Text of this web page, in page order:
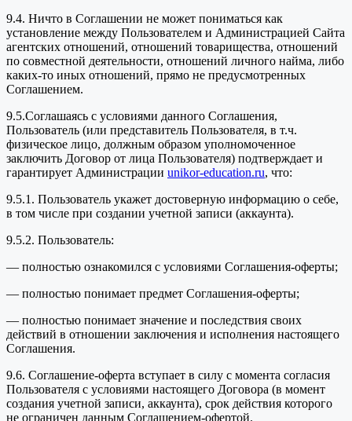
9.4. Ничто в Соглашении не может пониматься как
установление между Пользователем и Администрацией Сайта
агентских отношений, отношений товарищества, отношений
по совместной деятельности, отношений личного найма, либо
каких-то иных отношений, прямо не предусмотренных
Соглашением.
9.5.Соглашаясь с условиями данного Соглашения,
Пользователь (или представитель Пользователя, в т.ч.
физическое лицо, должным образом уполномоченное
заключить Договор от лица Пользователя) подтверждает и
гарантирует Администрации unikor-education.ru, что:
9.5.1. Пользователь укажет достоверную информацию о себе,
в том числе при создании учетной записи (аккаунта).
9.5.2. Пользователь:
— полностью ознакомился с условиями Соглашения-оферты;
— полностью понимает предмет Соглашения-оферты;
— полностью понимает значение и последствия своих
действий в отношении заключения и исполнения настоящего
Соглашения.
9.6. Соглашение-оферта вступает в силу с момента согласия
Пользователя с условиями настоящего Договора (в момент
создания учетной записи, аккаунта), срок действия которого
не ограничен данным Соглашением-офертой.